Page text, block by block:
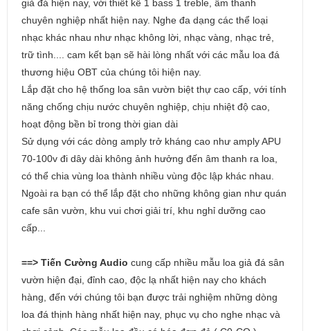
giả đá hiện nay, với thiết kế 1 bass 1 treble, âm thanh
chuyên nghiệp nhất hiện nay. Nghe đa dạng các thể loại
nhạc khác nhau như nhạc không lời, nhạc vàng, nhạc trẻ,
trữ tình.... cam kết bạn sẽ hài lòng nhất với các mẫu loa đá
thương hiệu OBT của chúng tôi hiện nay.
Lắp đặt cho hệ thống loa sân vườn biệt thự cao cấp, với tính
năng chống chịu nước chuyên nghiệp, chịu nhiệt độ cao,
hoạt động bền bỉ trong thời gian dài
Sử dụng với các dòng amply trở kháng cao như amply APU
70-100v đi dây dài không ảnh hưởng đến âm thanh ra loa,
có thể chia vùng loa thành nhiều vùng độc lập khác nhau.
Ngoài ra bạn có thể lắp đặt cho những không gian như quán
cafe sân vườn, khu vui chơi giải trí, khu nghỉ dưỡng cao
cấp...
==> Tiến Cường Audio cung cấp nhiều mẫu loa giả đá sân
vườn hiện đại, đỉnh cao, độc lạ nhất hiện nay cho khách
hàng, đến với chúng tôi bạn được trải nghiệm những dòng
loa đá thịnh hàng nhất hiện nay, phục vụ cho nghe nhạc và